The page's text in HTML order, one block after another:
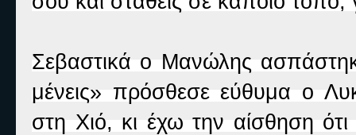
Σεβαστικά ο Μανώλης
μένεις» πρόσθεσε εύθυμα ο
στη Χιό, κι έχω την αίσθηση